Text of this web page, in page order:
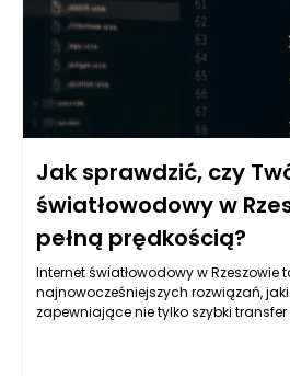
Jak sprawdzić, czy
światłowodowy w
pełną prędkością?
Internet światłowodowy w Rzeszowie
najnowocześniejszych rozwiązań,
zapewniające nie tylko szybki
tymi atutami, ważne jest, aby